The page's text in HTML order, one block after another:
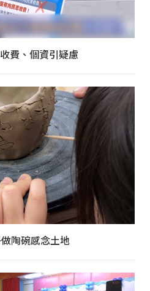
費、個資引疑慮
陶碗感念土地